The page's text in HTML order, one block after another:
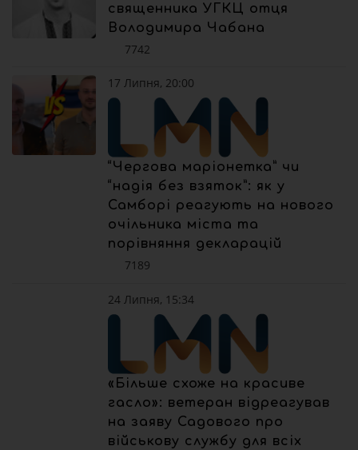
священника УГКЦ отця
Володимира Чабана
7742
17 Липня, 20:00
“Чергова маріонетка” чи
“надія без взяток”: як у
Самборі реагують на нового
очільника міста та
порівняння декларацій
7189
24 Липня, 15:34
«Більше схоже на красиве
гасло»: ветеран відреагував
на заяву Садового про
військову службу для всіх